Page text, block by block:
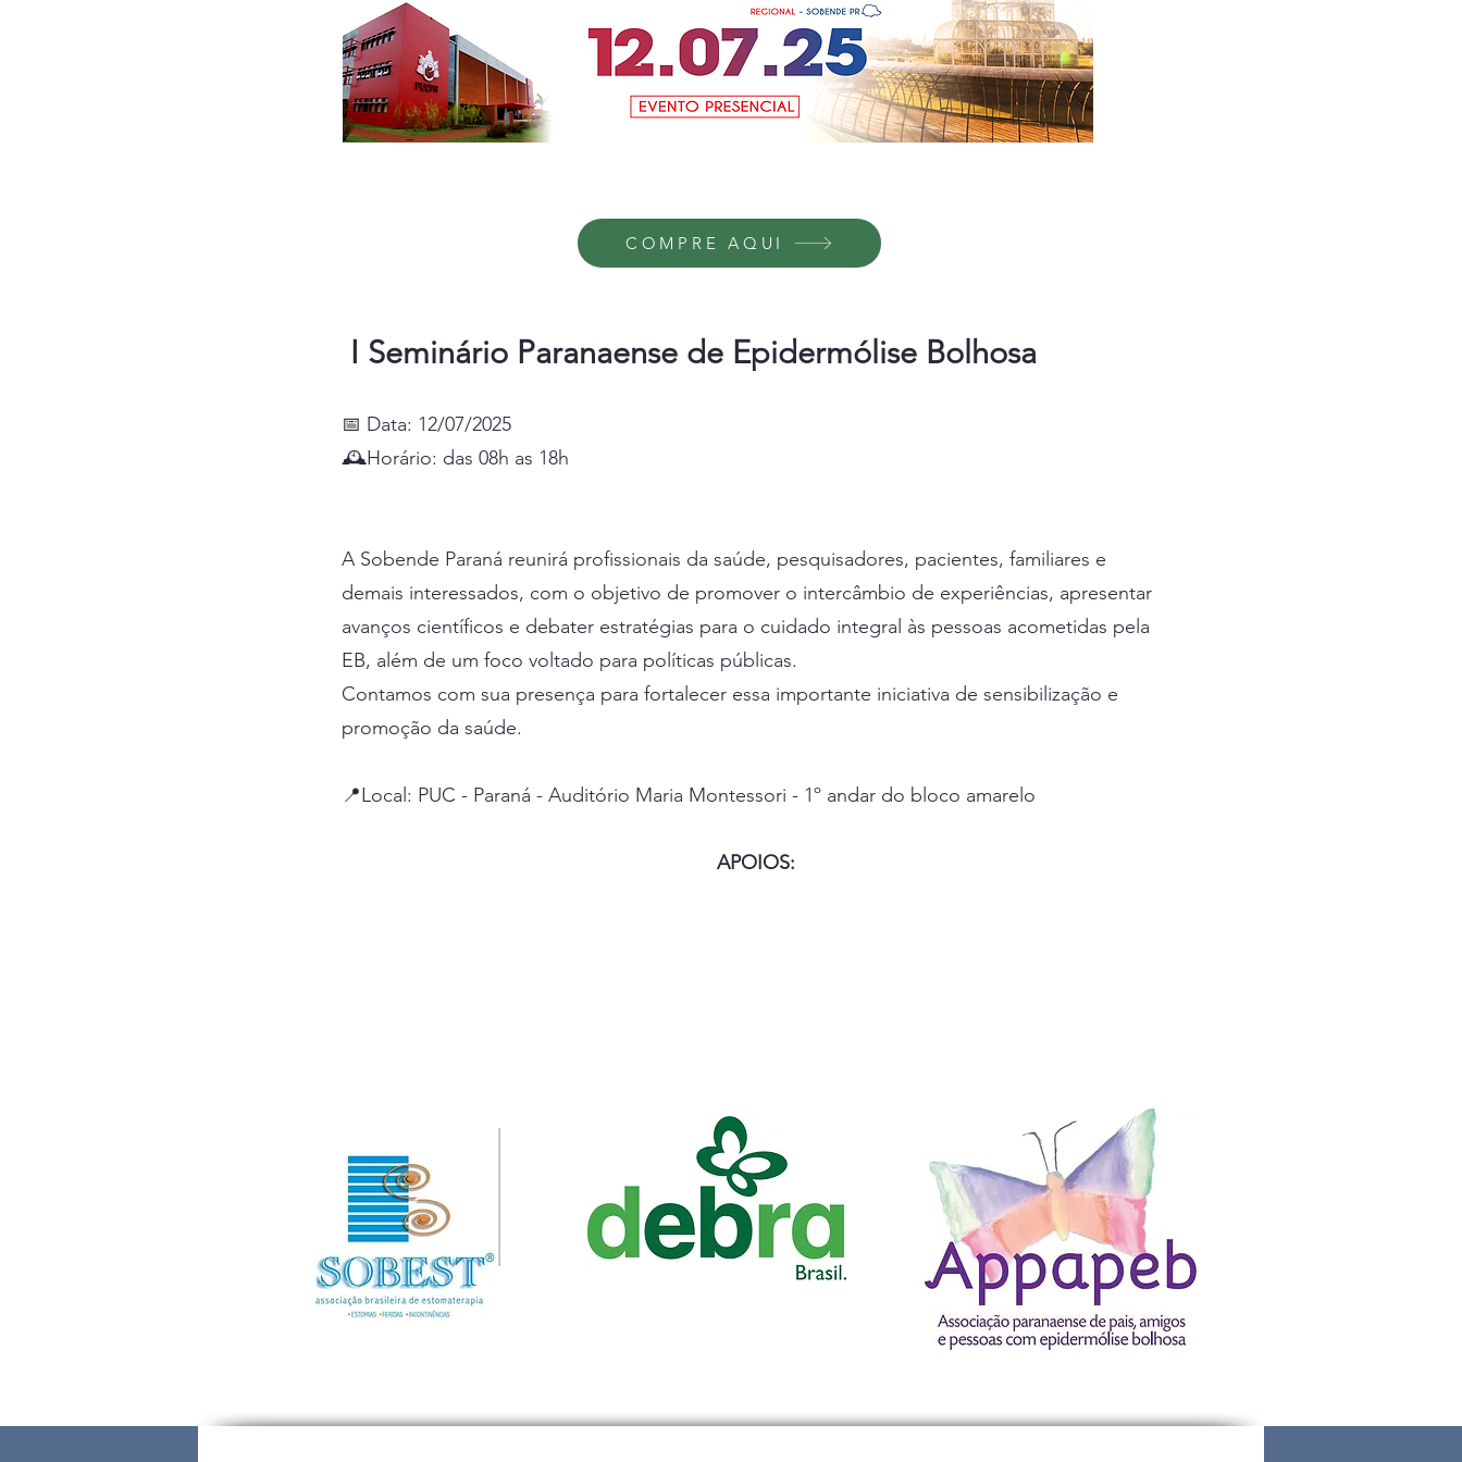
COMPRE AQUI
I Seminário Paranaense de Epidermólise Bolhosa
📅 Data: 12/07/2025
🕰️Horário: das 08h as 18h
A Sobende Paraná reunirá profissionais da saúde, pesquisadores, pacientes, familiares e
demais interessados, com o objetivo de promover o intercâmbio de experiências, apresentar
avanços científicos e debater estratégias para o cuidado integral às pessoas acometidas pela
EB, além de um foco voltado para políticas públicas.
Contamos com sua presença para fortalecer essa importante iniciativa de sensibilização e
promoção da saúde.
📍Local: PUC - Paraná - Auditório Maria Montessori - 1º andar do bloco amarelo
APOIOS: